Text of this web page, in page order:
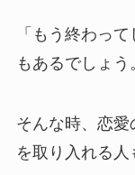
「もう終わっ
もあるでしょう
そんな時、恋
を取り入れる人